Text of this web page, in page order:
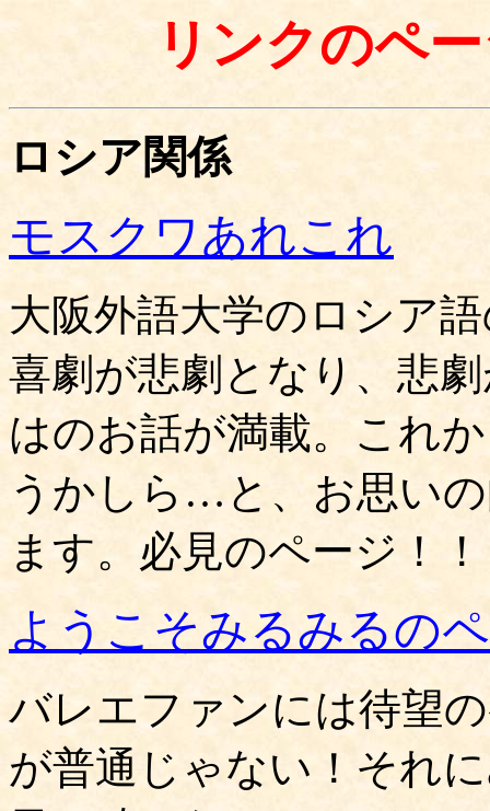
リンクのペ
ロシア関係
モスクワあれこれ
大阪外語大学のロシア
喜劇が悲劇となり、悲
はのお話が満載。これ
うかしら…と、お思い
ます。必見のページ！！
ようこそみるみるの
バレエファンには待望
が普通じゃない！それ